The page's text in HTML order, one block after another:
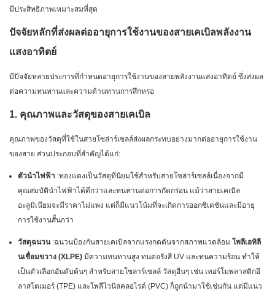
มีประสิทธิภาพเหมาะสมที่สุด
ปัจจัยหลักที่ส่งผลต่ออายุการใช้งานของสายเคเบิลพลังงาน
แสงอาทิตย์
มีปัจจัยหลายประการที่กำหนดอายุการใช้งานของสายพลังงานแสงอาทิตย์ ซึ่งส่งผล
ต่อความทนทานและความต้านทานการสึกหรอ
1. คุณภาพและวัสดุของสายเคเบิล
คุณภาพของวัสดุที่ใช้ในสายโซล่าร์เซลล์ส่งผลกระทบอย่างมากต่ออายุการใช้งาน
ของสาย ส่วนประกอบที่สำคัญได้แก่:
ตัวนำไฟฟ้า :ทองแดงเป็นวัสดุที่นิยมใช้สำหรับสายโซล่าร์เซลล์เนื่องจากมี
คุณสมบัตินำไฟฟ้าได้ดีกว่าและทนทานต่อการกัดกร่อน แม้ว่าสายเคเบิล
อะลูมิเนียมจะมีราคาไม่แพง แต่ก็มีแนวโน้มที่จะเกิดการออกซิเดชันและมีอายุ
การใช้งานสั้นกว่า
วัสดุฉนวน :ฉนวนป้องกันสายเคเบิลจากแรงกดดันจากสภาพแวดล้อมโพลีเอทิลี
นเชื่อมขวาง (XLPE)มีความทนทานสูง ทนต่อรังสี UV และทนความร้อน ทำให้
เป็นตัวเลือกอันดับต้นๆ สำหรับสายโซลาร์เซลล์ วัสดุอื่นๆ เช่น เทอร์โมพลาสติกอี
ลาสโตเมอร์ (TPE) และโพลีไวนิลคลอไรด์ (PVC) ก็ถูกนำมาใช้เช่นกัน แต่มีแนว